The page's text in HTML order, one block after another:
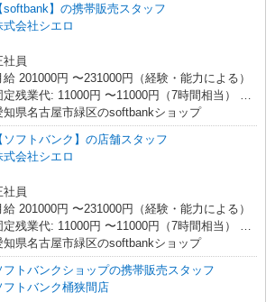
働分は法定どおり追加で支給します。 ■その他
与 年2回昇給 年1回販売手当、資格手当扶養家
・゜+゜・。○。・゜+゜ 入社
金10万円支給(規定有) お友達を紹介頂くと, イ
センティブ支給(規定有) ゜・。○。・゜+゜・。
・゜+゜
softbank】の携帯販売スタッフ
式会社シエロ
社員
給 201000円 〜231000円（経験・能力による）
定残業代: 11000円 〜11000円（7時間相当） ＊
間外手当は時間外労働の有無にかかわらず、固
残業代として支給し、相当時間を超える時間外
働分は法定どおり追加で支給します。 ■その他
与 年2回昇給 年1回販売手当、資格手当扶養家
・゜+゜・。○。・゜+゜ 入社
金10万円支給(規定有) お友達を紹介頂くと, イ
センティブ支給(規定有) ゜・。○。・゜+゜・。
・゜+゜
知県名古屋市緑区のsoftbankショップ
ソフトバンク】の店舗スタッフ
式会社シエロ
社員
給 201000円 〜231000円（経験・能力による）
定残業代: 11000円 〜11000円（7時間相当） ＊
間外手当は時間外労働の有無にかかわらず、固
残業代として支給し、相当時間を超える時間外
働分は法定どおり追加で支給します。 ■その他
与 年2回昇給 年1回販売手当、資格手当扶養家
知県名古屋市緑区のsoftbankショップ
フトバンクショップの携帯販売スタッフ
フトバンク桶狭間店